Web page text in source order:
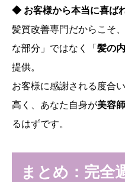
◆ お客様から本当に喜ば
髪質改善専門だからこそ
な部分」ではなく「 髪の
提供。
お客様に感謝される度合
高く、あなた自身が美容
るはずです。
まとめ：完全